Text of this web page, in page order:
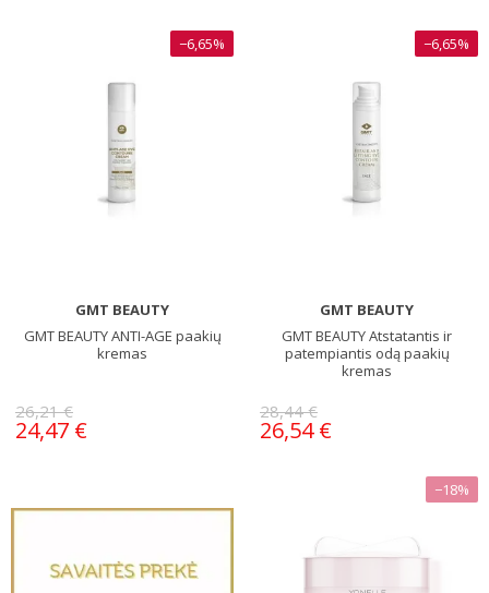
−6,65%
GMT BEAUTY
GMT BEAUTY ANTI-AGE paakių
kremas
26,21 €
24,47 €
−6,65%
GMT BEAUTY
GMT BEAUTY Atstatantis ir
patempiantis odą paakių
kremas
28,44 €
26,54 €
−18%